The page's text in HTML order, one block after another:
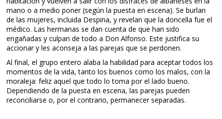
mano o a medio poner (según la puesta en escena). Se burlan
de las mujeres, incluida Despina, y revelan que la doncella fue el
médico. Las hermanas se dan cuenta de que han sido
engañadas y culpan de todo a Don Alfonso. Este justifica su
accionar y les aconseja a las parejas que se perdonen.
Al final, el grupo entero alaba la habilidad para aceptar todos los
momentos de la vida, tanto los buenos como los malos, con la
moraleja: feliz aquel que todo lo toma por el lado bueno.
Dependiendo de la puesta en escena, las parejas pueden
reconciliarse o, por el contrario, permanecer separadas.